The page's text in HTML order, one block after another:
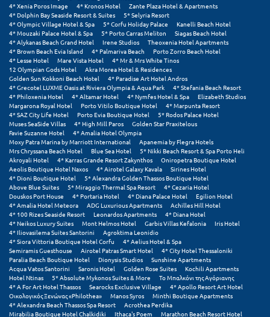
4* Xenia Poros Image
4* Kronos Hotel
Zante Plaza Hotel & Apartments
4* Dolphin Bay Seaside Resort & Suites
5* Selyria Resort
4* Olympic Village Hotel & Spa
5* Corfu Holiday Palace
Kanelli Beach Hotel
4* Mouzaki Palace Hotel & Spa
5* Porto Carras Meliton
Siagas Beach Hotel
4* Alykanas Beach Grand Hotel
Irene Studios
Theoxenia Hotel Apartments
4* Brown Beach Evia Island
4* Palmariva Beach
Porto Zorro Beach Hotel
4* Lesse Hotel
Mare Vista Hotel
4* Mr & Mrs White Tinos
12 Olympian Gods Hotel
Akra Morea Hotel & Residences
Golden Sun Kokkoni Beach Hotel
4* Paradise Art Hotel Andros
4* Grecotel LUXME Oasis at Riviera Olympia & Aqua Park
4* Stefania Beach Resort
4* Philoxenia Hotel
4* Altamar Hotel 4* Nymfes Hotel & Spa
Elizabeth Studios
Margarona Royal Hotel
Porto Vitilo Boutique Hotel
4* Marpunta Resort
4* SAZ City Life Hotel
Porto Evia Boutique Hotel
5* Rodos Palace Hotel
Muses SeaSide Villas
4* High Mill Paros
Golden Star Praxitelous
Favie Suzanne Hotel
4* Amalia Hotel Olympia
Moxy Patra Marina by Marriott International
Apanemia by Flegra Hotels
Mrs Chryssana Beach Hotel
Blue Sea Hotel
5* Nikki Beach Resort & Spa Porto Heli
Akroyali Hotel
4* Karras Grande Resort Zakynthos
Oniropetra Boutique Hotel
Aeolis Boutique Hotel Naxos
4* Airotel Galaxy Kavala
Sirines Hotel
4* Dioni Boutique Hotel
5* Alexandra Golden Thassos Boutique Hotel
Above Blue Suites
5* Miraggio Thermal Spa Resort
4* Cezaria Hotel
Douskos Port House
4* Portaria Hotel 4* Diana Palace Hotel
Egilion Hotel
4* Amalia Hotel Meteora
ADG Luxurious Apartments
Achilles Hill Hotel
4* 100 Rizes Seaside Resort
Leonardos Apartments
4* Diana Hotel
4* Neikos Luxury Suites
Mont Helmos Hotel Garbis Villas Kefalonia
Iris Hotel
4* Iliovasilema Suites Santorini
Agroktima Leonidio
4* Siora Vittoria Boutique Hotel Corfu
4* Aelius Hotel & Spa
Semiramis Guesthouse
Airotel Patras Smart Hotel
4* City Hotel Thessaloniki
Paralia Beach Boutique Hotel
Dionysis Studios
Sunshine Apartments
Acqua Vatos Santorini
Saronis Hotel Golden Rose Suites
Kochili Apartments
Hotel Ntinas
5* Absolute Mykonos Suites & More
Το Μπαλκόνι της Αγόριανης
4* A For Art Hotel Thassos
Searocks Exclusive Village
4* Apollo Resort Art Hotel
Οικολογικός Ξενώνας «Philothea»
Manos Syros
Minthi Boutique Apartments
4* Alexandra Beach Thassos Spa Resort
Acrothea Perdika
Mirabilia Boutique Hotel Chalkidiki
Ithaca's Poem
Marathon Beach Resort Hotel